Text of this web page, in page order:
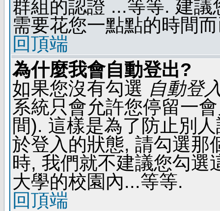
群組的認證 ...等等. 建
需要花您一點點的時間
回頂端
為什麼我會自動登出?
如果您沒有勾選 自動登
系統只會允許您停留一
間). 這樣是為了防止別
於登入的狀態, 請勾選那
時, 我們就不建議您勾選
大學的校園內...等等.
回頂端